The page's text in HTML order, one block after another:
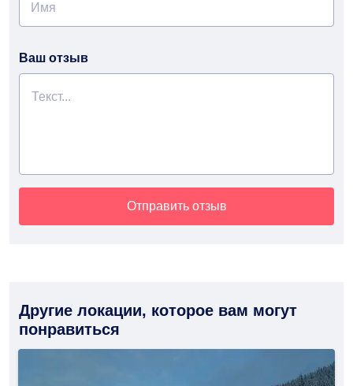
Ваш отзыв
Отправить отзыв
Другие локации, которое вам могут
понравиться